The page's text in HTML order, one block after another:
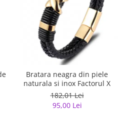
Bratara neagra din piele
naturala si inox Factorul X
182,01 Lei
95,00 Lei